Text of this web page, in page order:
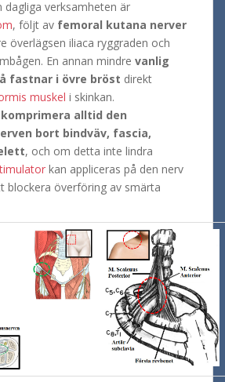
dagliga verksamheten är
, följt av femoral kutana nerver
överlägsen iliaca ryggraden och
En annan mindre vanlig
fastnar i övre bröst direkt
muskel i skinkan.
alltid den
bort bindväv, fascia,
, och om detta inte lindra
kan appliceras på den nerv
blockera överföring av smärta